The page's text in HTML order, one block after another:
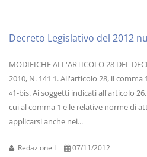
Decreto Legislativo del 2012
MODIFICHE ALL'ARTICOLO 28 DEL
2010, N. 141 1. All'articolo 28, il
«1-bis. Ai soggetti indicati all'articolo
cui al comma 1 e le relative norme di
applicarsi anche nei...
Redazione L 07/11/2012